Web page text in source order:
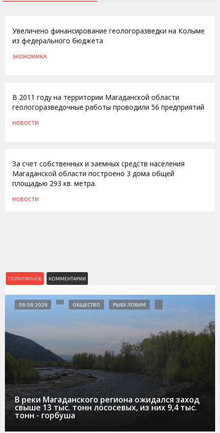
Увеличено финансирование геологоразведки на Колыме
из федерального бюджета
ЭКОНОМИКА
В 2011 году на территории Магаданской области
геологоразведочные работы проводили 56 предприятий
НОВОСТИ
За счет собственных и заемных средств населения
Магаданской области построено 3 дома общей
площадью 293 кв. метра.
НОВОСТИ
ПОПУЛЯРНОЕ КОММЕНТАРИИ
В реки Магаданского региона ожидался заход
свыше 13 тыс. тонн лососевых, из них 9,4 тыс.
тонн - горбуша
06.08.2026 ОБЩЕСТВО РЫБУ ЛОВИМ